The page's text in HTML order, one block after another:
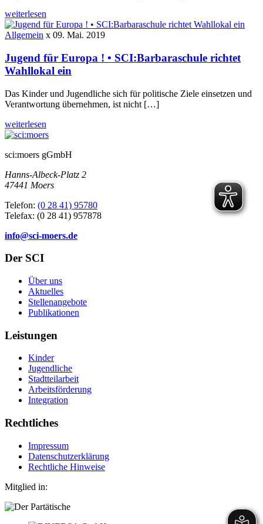
weiterlesen
Allgemein x 09. Mai. 2019
Jugend für Europa ! • SCI:Barbaraschule richtet
Wahllokal ein
Das Kinder und Jugendliche sich für politische Ziele einsetzen und
Verantwortung übernehmen, ist nicht […]
weiterlesen
sci:moers gGmbH
Hanns-Albeck-Platz 2
47441 Moers
Telefon: (0 28 41) 95780
Telefax: (0 28 41) 957878
info@sci-moers.de
Der SCI
Über uns
Aktuelles
Stellenangebote
Publikationen
Leistungen
Kinder
Jugendliche
Stadtteilarbeit
Arbeitsförderung
Integration
Rechtliches
Impressum
Datenschutzerklärung
Rechtliche Hinweise
Mitglied in: